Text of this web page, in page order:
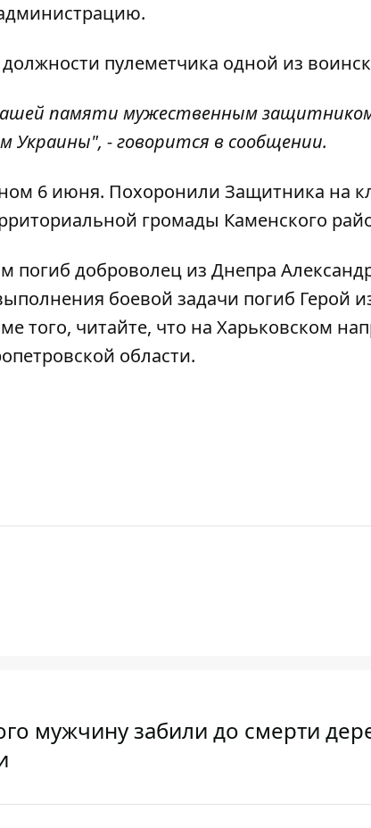
.
пулеметчика одной из
памяти мужественным
- говорится в сообщении.
6 июня. Похоронили Защитника на
громады Каменского
погиб доброволец из Днепра
боевой задачи погиб Герой
того, читайте, что на Харьковском
области.
мужчину забили до смерти